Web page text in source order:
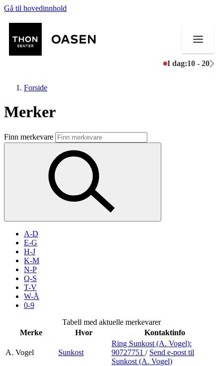
Gå til hovedinnhold
I dag:10 - 20
Butikker
Mat og drikke
Aktiviteter
Inspirasjon
Søk
Praktisk informasjon
Ledige stillinger
Forside
Merker
Finn merkevare
A-D
E-G
H-J
K-M
N-P
Q-S
T-V
W-Å
0-9
Tabell med aktuelle merkevarer
Merke
Hvor Kontaktinfo
A. Vogel Sunkost
Ring Sunkost (A. Vogel):
90727751 / Send e-post til
Sunkost (A. Vogel)